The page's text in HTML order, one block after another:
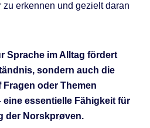
erkennen und gezielt daran
Sprache im Alltag fördert
sondern auch die
oder Themen
eine essentielle Fähigkeit für
der Norskprøven.